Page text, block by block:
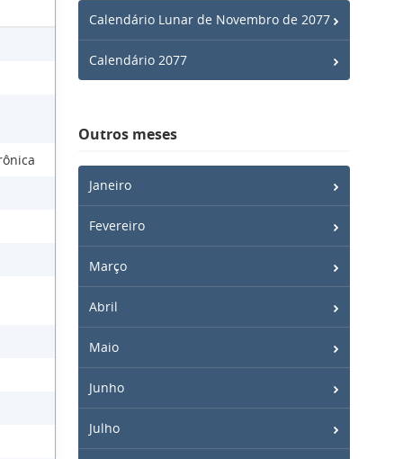
Calendário Lunar de Novembro de 2077
Calendário 2077
Outros meses
Janeiro
Fevereiro
Março
Abril
Maio
Junho
Julho